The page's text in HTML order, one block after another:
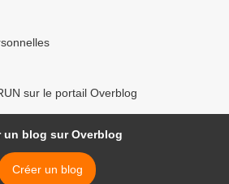
sur le portail Overblog
un blog sur Overblog
Créer un blog